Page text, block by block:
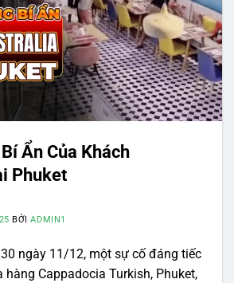
Ẩn Của Khách
Phuket
BỞIADMIN1
ngày 11/12, một sự cố đáng tiếc
hàng Cappadocia Turkish, Phuket,